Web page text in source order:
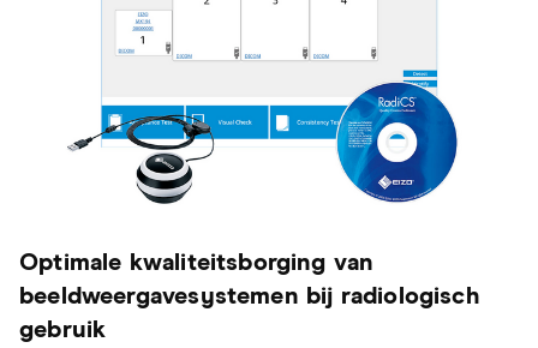
Optimale kwaliteitsborging van
beeldweergavesystemen bij radiologisch
gebruik